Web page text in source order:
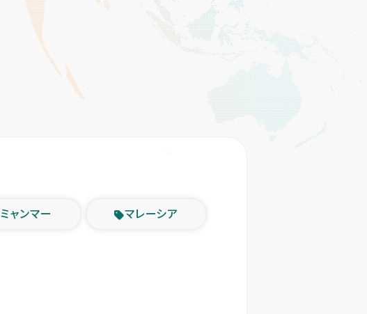
ミャンマー マレーシア